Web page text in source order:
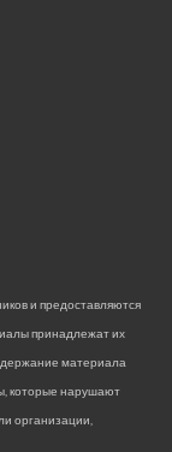
и предоставляются
принадлежат их
материала
которые нарушают
организации,